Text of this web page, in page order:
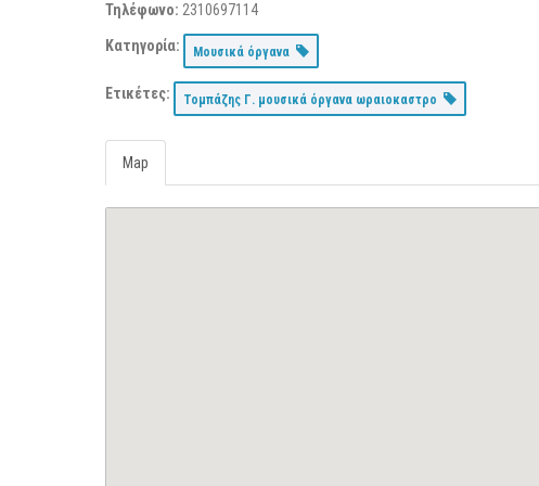
Τηλέφωνο: 2310697114
Κατηγορία: Μουσικά όργανα
Ετικέτες: Τομπάζης Γ. μουσικά όργανα ωραιοκαστρο
Map